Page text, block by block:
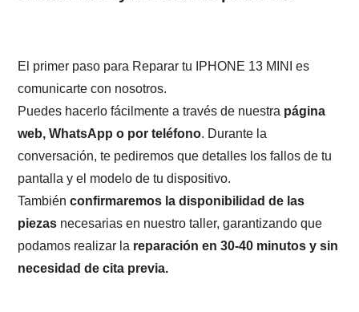
El primer paso para Reparar tu IPHONE 13 MINI es
comunicarte con nosotros.
Puedes hacerlo fácilmente a través de nuestra página
web, WhatsApp o por teléfono. Durante la
conversación, te pediremos que detalles los fallos de tu
pantalla y el modelo de tu dispositivo.
Tambiénconfirmaremos la disponibilidad de las
piezas necesarias en nuestro taller, garantizando que
podamos realizar la reparación en 30-40 minutos y sin
necesidad de cita previa.